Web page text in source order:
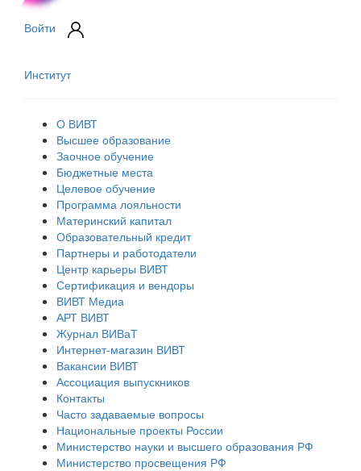
Войти
Институт
О ВИВТ
Высшее образование
Заочное обучение
Бюджетные места
Целевое обучение
Программа лояльности
Материнский капитал
Образовательный кредит
Партнеры и работодатели
Центр карьеры ВИВТ
Сертификация и вендоры
ВИВТ Медиа
АРТ ВИВТ
Журнал ВИВаТ
Интернет-магазин ВИВТ
Вакансии ВИВТ
Ассоциация выпускников
Контакты
Часто задаваемые вопросы
Национальные проекты России
Министерство науки и высшего образования РФ
Министерство просвещения РФ